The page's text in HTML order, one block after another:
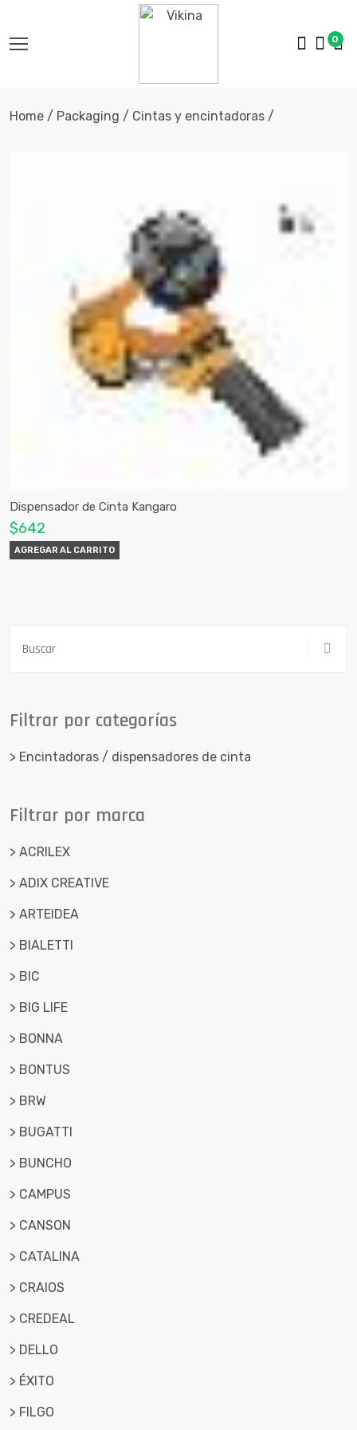
0
Home / Packaging / Cintas y encintadoras /
Dispensador de Cinta Kangaro
$642
AGREGAR AL CARRITO
Filtrar por categorías
> Encintadoras / dispensadores de cinta
Filtrar por marca
> ACRILEX
> ADIX CREATIVE
> ARTEIDEA
> BIALETTI
> BIC
> BIG LIFE
> BONNA
> BONTUS
> BRW
> BUGATTI
> BUNCHO
> CAMPUS
> CANSON
> CATALINA
> CRAIOS
> CREDEAL
> DELLO
> ÉXITO
> FILGO